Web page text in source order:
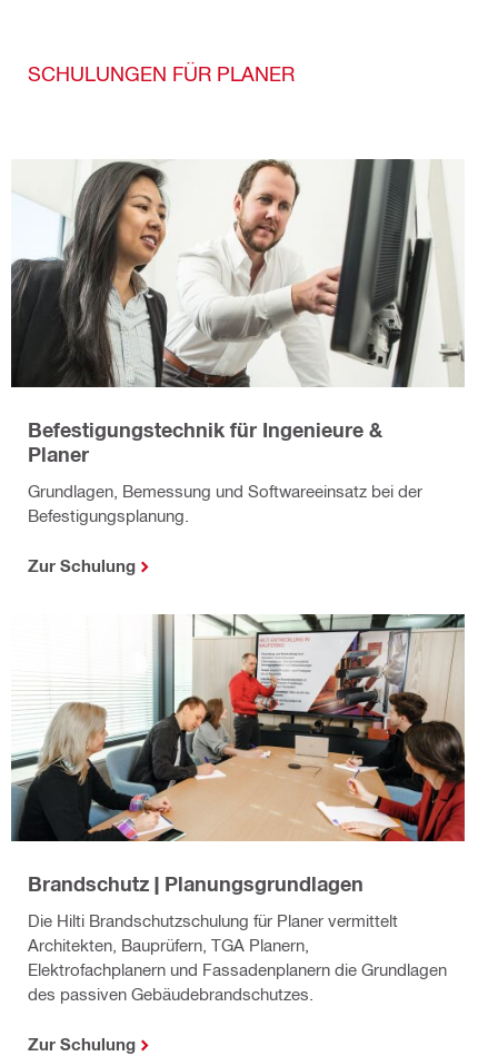
SCHULUNGEN FÜR PLANER
Befestigungstechnik für Ingenieure &
Planer
Grundlagen, Bemessung und Softwareeinsatz bei der
Befestigungsplanung.
Zur Schulung
Brandschutz | Planungsgrundlagen
Die Hilti Brandschutzschulung für Planer vermittelt
Architekten, Bauprüfern, TGA Planern,
Elektrofachplanern und Fassadenplanern die Grundlagen
des passiven Gebäudebrandschutzes.
Zur Schulung